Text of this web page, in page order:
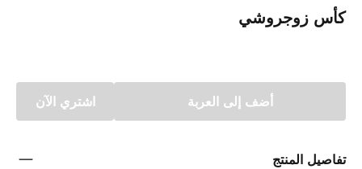
كأس زوجروشي
أضف إلى العربة اشتري الآن
تفاصيل المنتج